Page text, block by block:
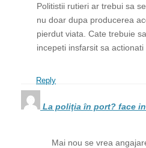
Politistii rutieri ar trebui sa
nu doar dupa producerea
pierdut viata. Cate trebuie
incepeti insfarsit sa
Reply
La poliţia în port? face
Mai nou se vrea